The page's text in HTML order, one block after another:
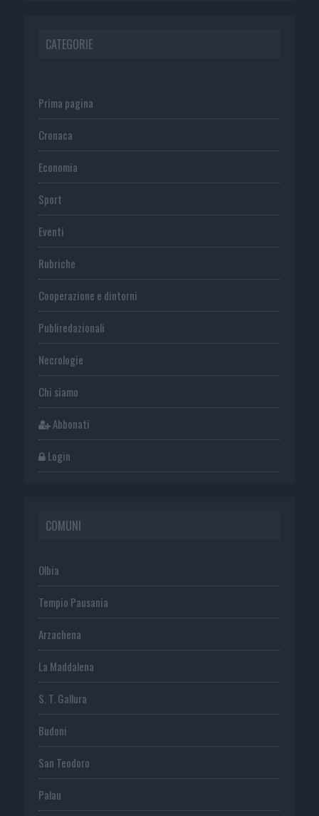
CATEGORIE
Prima pagina
Cronaca
Economia
Sport
Eventi
Rubriche
Cooperazione e dintorni
Publiredazionali
Necrologie
Chi siamo
Abbonati
Login
COMUNI
Olbia
Tempio Pausania
Arzachena
La Maddalena
S. T. Gallura
Budoni
San Teodoro
Palau